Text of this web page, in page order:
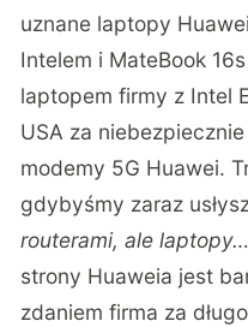
uznane laptopy
Intelem i MateBook
laptopem firmy z Intel
USA za
modemy 5G Huawei.
gdybyśmy zaraz
routerami, ale laptopy…
strony Huaweia jest
zdaniem firma za